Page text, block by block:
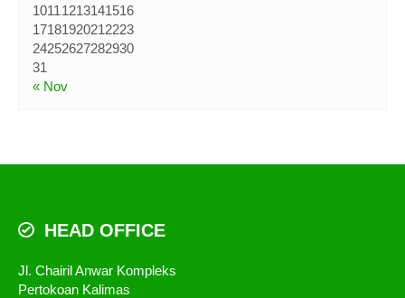
« Nov
1011 1213141516
17181920212223
24252627282930
31
HEAD OFFICE
Jl. Chairil Anwar Kompleks
Pertokoan Kalimas